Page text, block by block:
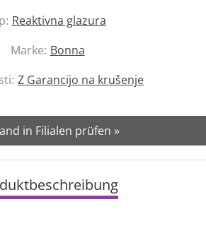
Reaktivna glazura
Marke: Bonna
Z Garancijo na krušenje
in Filialen prüfen »